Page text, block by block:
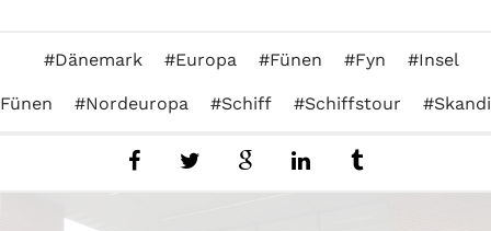
Dänemark Europa Fünen Fyn Insel
Fünen Nordeuropa Schiff Schiffstour